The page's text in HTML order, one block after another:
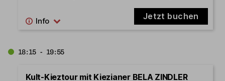
Jetzt buchen
18:15 - 19:55
Kult-Kieztour mit Kiezianer BELA ZINDLER